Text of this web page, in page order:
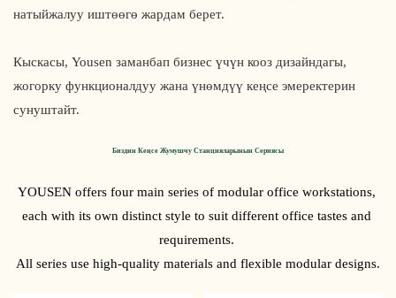
натыйжалуу иштөөгө жардам берет.
Кыскасы, Yousen заманбап бизнес үчүн кооз дизайндагы,
жогорку функционалдуу жана үнөмдүү кеңсе эмеректерин
сунуштайт.
Биздин Кеңсе Жумушчу Станцияларынын Сериясы
YOUSEN offers four main series of modular office workstations,
each with its own distinct style to suit different office tastes and
requirements.
All series use high-quality materials and flexible modular designs.